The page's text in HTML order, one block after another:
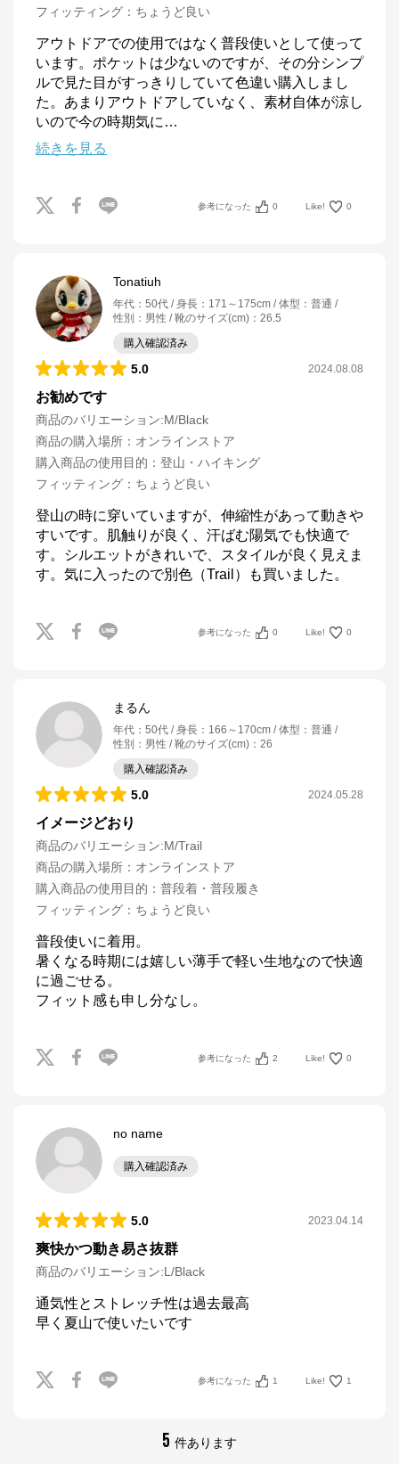
フィッティング ： ちょうど良い
アウトドアでの使用ではなく普段使いとして使って
います。ポケットは少ないのですが、その分シンプ
ルで見た目がすっきりしていて色違い購入しまし
た。あまりアウトドアしていなく、素材自体が涼し
いので今の時期気に …
続きを見る
参考になった 0 Like! 0
Tonatiuh
年代 ： 50代 身長 ： 171～175cm 体型 ： 普通
性別 ： 男性 靴のサイズ(cm) ： 26.5
購入確認済み
5.0 2024.08.08
お勧めです
商品のバリエーション:M/Black
商品の購入場所 ： オンラインストア
購入商品の使用目的 ： 登山・ハイキング
フィッティング ： ちょうど良い
登山の時に穿いていますが、伸縮性があって動きや
すいです。肌触りが良く、汗ばむ陽気でも快適で
す。シルエットがきれいで、スタイルが良く見えま
す。気に入ったので別色（Trail）も買いました。
参考になった 0 Like! 0
まるん
年代 ： 50代 身長 ： 166～170cm 体型 ： 普通
性別 ： 男性 靴のサイズ(cm) ： 26
購入確認済み
5.0 2024.05.28
イメージどおり
商品のバリエーション:M/Trail
商品の購入場所 ： オンラインストア
購入商品の使用目的 ： 普段着・普段履き
フィッティング ： ちょうど良い
普段使いに着用。
暑くなる時期には嬉しい薄手で軽い生地なので快適
に過ごせる。
フィット感も申し分なし。
参考になった 2 Like! 0
no name
購入確認済み
5.0 2023.04.14
爽快かつ動き易さ抜群
商品のバリエーション:L/Black
通気性とストレッチ性は過去最高
早く夏山で使いたいです
参考になった 1 Like! 1
5 件あります